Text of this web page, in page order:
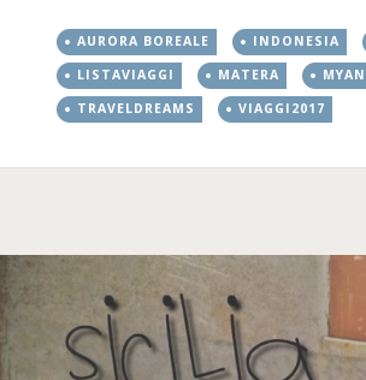
AURORA BOREALE INDONESIA
LISTAVIAGGI
MATERA
TRAVELDREAMS
VIAGGI2017